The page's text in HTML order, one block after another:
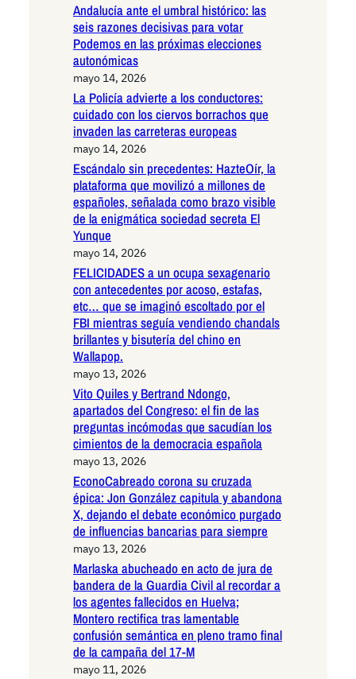
Andalucía ante el umbral histórico: las
seis razones decisivas para votar
Podemos en las próximas elecciones
autonómicas
mayo 14, 2026
La Policía advierte a los conductores:
cuidado con los ciervos borrachos que
invaden las carreteras europeas
mayo 14, 2026
Escándalo sin precedentes: HazteOír, la
plataforma que movilizó a millones de
españoles, señalada como brazo visible
de la enigmática sociedad secreta El
Yunque
mayo 14, 2026
FELICIDADES a un ocupa sexagenario
con antecedentes por acoso, estafas,
etc… que se imaginó escoltado por el
FBI mientras seguía vendiendo chandals
brillantes y bisutería del chino en
Wallapop.
mayo 13, 2026
Vito Quiles y Bertrand Ndongo,
apartados del Congreso: el fin de las
preguntas incómodas que sacudían los
cimientos de la democracia española
mayo 13, 2026
EconoCabreado corona su cruzada
épica: Jon González capitula y abandona
X, dejando el debate económico purgado
de influencias bancarias para siempre
mayo 13, 2026
Marlaska abucheado en acto de jura de
bandera de la Guardia Civil al recordar a
los agentes fallecidos en Huelva;
Montero rectifica tras lamentable
confusión semántica en pleno tramo final
de la campaña del 17-M
mayo 11, 2026